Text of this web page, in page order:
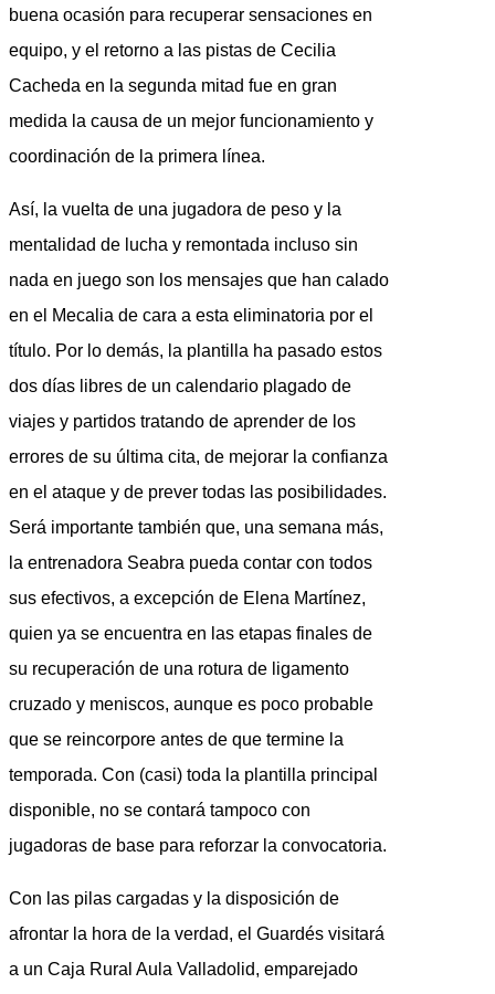
buena ocasión para recuperar sensaciones en
equipo, y el retorno a las pistas de Cecilia
Cacheda en la segunda mitad fue en gran
medida la causa de un mejor funcionamiento y
coordinación de la primera línea.
Así, la vuelta de una jugadora de peso y la
mentalidad de lucha y remontada incluso sin
nada en juego son los mensajes que han calado
en el Mecalia de cara a esta eliminatoria por el
título. Por lo demás, la plantilla ha pasado estos
dos días libres de un calendario plagado de
viajes y partidos tratando de aprender de los
errores de su última cita, de mejorar la confianza
en el ataque y de prever todas las posibilidades.
Será importante también que, una semana más,
la entrenadora Seabra pueda contar con todos
sus efectivos, a excepción de Elena Martínez,
quien ya se encuentra en las etapas finales de
su recuperación de una rotura de ligamento
cruzado y meniscos, aunque es poco probable
que se reincorpore antes de que termine la
temporada. Con (casi) toda la plantilla principal
disponible, no se contará tampoco con
jugadoras de base para reforzar la convocatoria.
Con las pilas cargadas y la disposición de
afrontar la hora de la verdad, el Guardés visitará
a un Caja Rural Aula Valladolid, emparejado